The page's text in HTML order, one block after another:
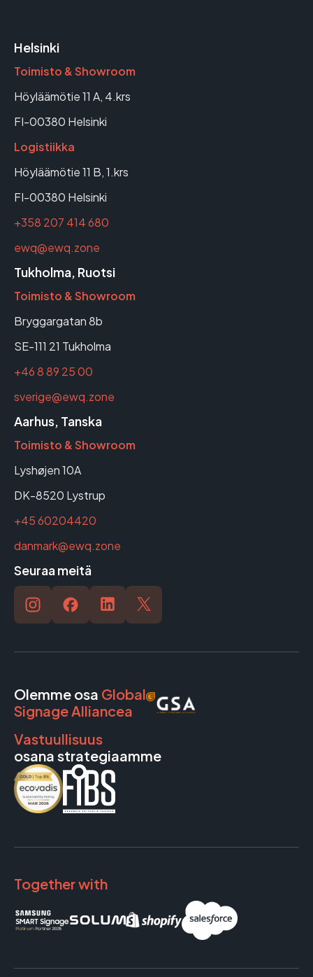
Helsinki
Toimisto & Showroom
Höyläämötie 11 A, 4.krs
FI-00380 Helsinki
Logistiikka
Höyläämötie 11 B, 1.krs
FI-00380 Helsinki
+358 207 414 680
ewq@ewq.zone
Tukholma, Ruotsi
Toimisto & Showroom
Bryggargatan 8b
SE-111 21 Tukholma
+46 8 89 25 00
sverige@ewq.zone
Aarhus, Tanska
Toimisto & Showroom
Lyshøjen 10A
DK-8520 Lystrup
+45 60204420
danmark@ewq.zone
Seuraa meitä
Olemme osa Global
Signage Alliancea
Vastuullisuus
osana strategiaamme
Together with